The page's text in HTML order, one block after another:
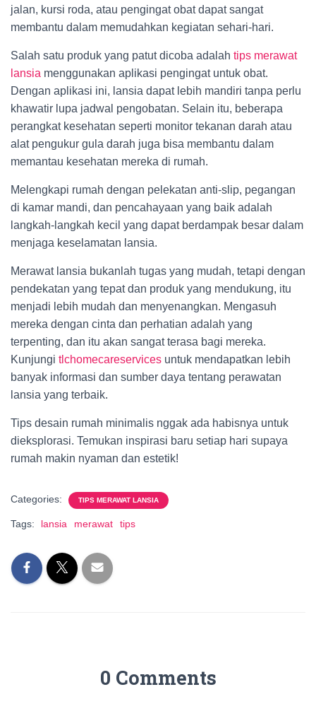
jalan, kursi roda, atau pengingat obat dapat sangat
membantu dalam memudahkan kegiatan sehari-hari.
Salah satu produk yang patut dicoba adalah tips merawat
lansia menggunakan aplikasi pengingat untuk obat.
Dengan aplikasi ini, lansia dapat lebih mandiri tanpa perlu
khawatir lupa jadwal pengobatan. Selain itu, beberapa
perangkat kesehatan seperti monitor tekanan darah atau
alat pengukur gula darah juga bisa membantu dalam
memantau kesehatan mereka di rumah.
Melengkapi rumah dengan pelekatan anti-slip, pegangan
di kamar mandi, dan pencahayaan yang baik adalah
langkah-langkah kecil yang dapat berdampak besar dalam
menjaga keselamatan lansia.
Merawat lansia bukanlah tugas yang mudah, tetapi dengan
pendekatan yang tepat dan produk yang mendukung, itu
menjadi lebih mudah dan menyenangkan. Mengasuh
mereka dengan cinta dan perhatian adalah yang
terpenting, dan itu akan sangat terasa bagi mereka.
Kunjungi tlchomecareservices untuk mendapatkan lebih
banyak informasi dan sumber daya tentang perawatan
lansia yang terbaik.
Tips desain rumah minimalis nggak ada habisnya untuk
dieksplorasi. Temukan inspirasi baru setiap hari supaya
rumah makin nyaman dan estetik!
Categories: TIPS MERAWAT LANSIA
Tags: lansia merawat tips
0 Comments